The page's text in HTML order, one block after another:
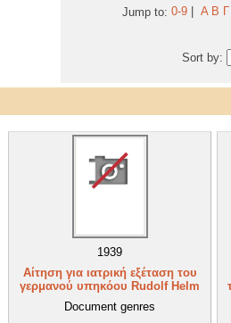
Jump to: 0-9 Α Β Γ
Sort by:
1939
Αίτηση για ιατρική εξέταση του
γερμανού υπηκόου Rudolf Helm
Document genres